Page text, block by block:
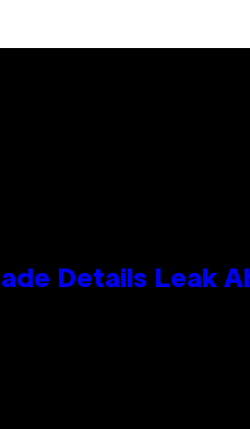
Details Leak